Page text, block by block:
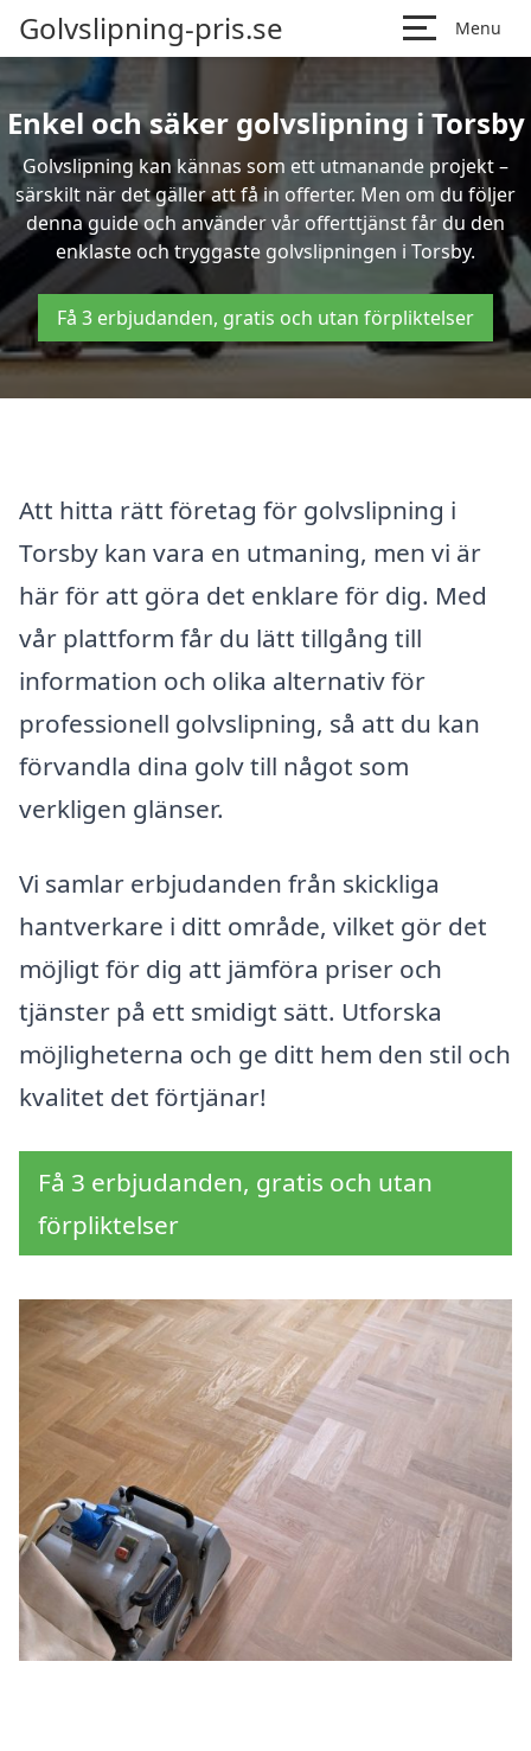
Golvslipning-pris.se Menu
Enkel och säker golvslipning i Torsby
Golvslipning kan kännas som ett utmanande projekt –
särskilt när det gäller att få in offerter. Men om du följer
denna guide och använder vår offerttjänst får du den
enklaste och tryggaste golvslipningen i Torsby.
Få 3 erbjudanden, gratis och utan förpliktelser
Att hitta rätt företag för golvslipning i
Torsby kan vara en utmaning, men vi är
här för att göra det enklare för dig. Med
vår plattform får du lätt tillgång till
information och olika alternativ för
professionell golvslipning, så att du kan
förvandla dina golv till något som
verkligen glänser.
Vi samlar erbjudanden från skickliga
hantverkare i ditt område, vilket gör det
möjligt för dig att jämföra priser och
tjänster på ett smidigt sätt. Utforska
möjligheterna och ge ditt hem den stil och
kvalitet det förtjänar!
Få 3 erbjudanden, gratis och utan
förpliktelser